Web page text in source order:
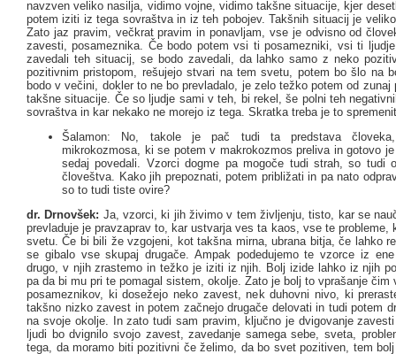
navzven veliko nasilja, vidimo vojne, vidimo takšne situacije, kjer
potem iziti iz tega sovraštva in iz teh pobojev. Takšnih situacij je
Zato jaz pravim, večkrat pravim in ponavljam, vse je odvisno od
zavesti, posameznika. Če bodo potem vsi ti posamezniki, vsi ti
zavedali teh situacij, se bodo zavedali, da lahko samo z neko
pozitivnim pristopom, rešujejo stvari na tem svetu, potem bo šlo na
bodo v večini, dokler to ne bo prevladalo, je zelo težko potem od zunaj
takšne situacije. Če so ljudje sami v teh, bi rekel, še polni teh
sovraštva in kar nekako ne morejo iz tega. Skratka treba je to
Šalamon: No, takole je pač tudi ta predstava
mikrokozmosa, ki se potem v makrokozmos preliva in gotovo
sedaj povedali. Vzorci dogme pa mogoče tudi strah, so tudi
človeštva. Kako jih prepoznati, potem približati in pa nato
so to tudi tiste ovire?
dr. Drnovšek: Ja, vzorci, ki jih živimo v tem življenju, tisto, kar se
prevladuje je pravzaprav to, kar ustvarja ves ta kaos, vse te probleme,
svetu. Če bi bili že vzgojeni, kot takšna mirna, ubrana bitja, če lahko
se gibalo vse skupaj drugače. Ampak podedujemo te vzorce iz
drugo, v njih zrastemo in težko je iziti iz njih. Bolj izide lahko iz njih
pa da bi mu pri te pomagal sistem, okolje. Zato je bolj to vprašanje čim
posameznikov, ki dosežejo neko zavest, nek duhovni nivo, ki
takšno nizko zavest in potem začnejo drugače delovati in tudi potem
na svoje okolje. In zato tudi sam pravim, ključno je dvigovanje
ljudi bo dvignilo svojo zavest, zavedanje samega sebe, sveta,
tega, da moramo biti pozitivni če želimo, da bo svet pozitiven, tem